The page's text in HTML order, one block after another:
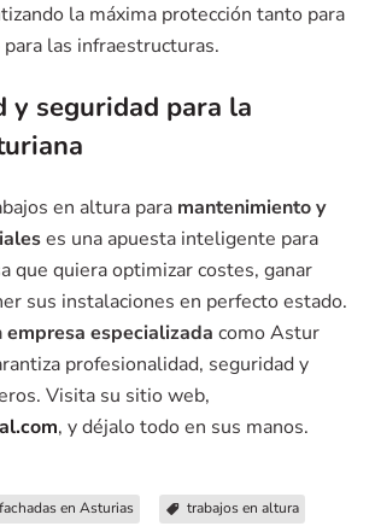
la máxima protección tanto para
las infraestructuras.
y seguridad para la
en altura para mantenimiento y
es una apuesta inteligente para
que quiera optimizar costes, ganar
sus instalaciones en perfecto estado.
empresa especializada como Astur
profesionalidad, seguridad y
Visita su sitio web,
, y déjalo todo en sus manos.
en Asturias trabajos en altura